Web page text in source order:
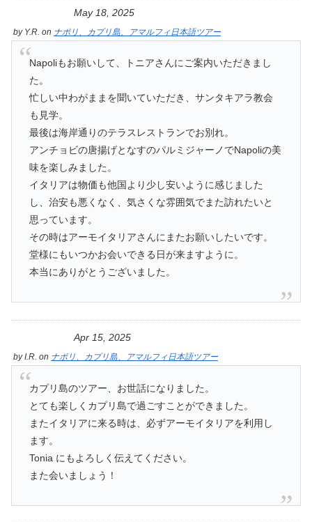
May 18, 2025
by Y.R. on ナポリ、カプリ島、アマルフィ日本語ツアー
Napoliもお願いして、トニアさんにご案内いただきまし
た。
忙しい中わがままを聞いていただき、サンタキアラ教会
も見学。
最後は海岸通りのテラスレストランでお別れ。
アンチョビの唐揚げとなすのパルミジャーノでNapoliの美
味を楽しみました。
イタリアは物価も他国より少し安いように感じました
し、治安も悪くなく、気さくな雰囲気でまた訪れたいと
思っています。
その時はアーモイタリアさんにまたお願いしたいです。
堂様にもいつかお会いできる日が来ますように。
本当にありがとうございました。
Apr 15, 2025
byI.R. on ナポリ、カプリ島、アマルフィ日本語ツアー
カプリ島のツアー、お世話になりました。
とても楽しくカプリ島で過ごすことができました。
またイタリアに来る時は、必ずアーモイタリアを利用し
ます。
Tonia にもよろしく伝えてください。
また会いましょう！